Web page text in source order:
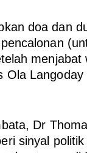
doa dan
menjabat
Ola Langoday
Dr
sinyal